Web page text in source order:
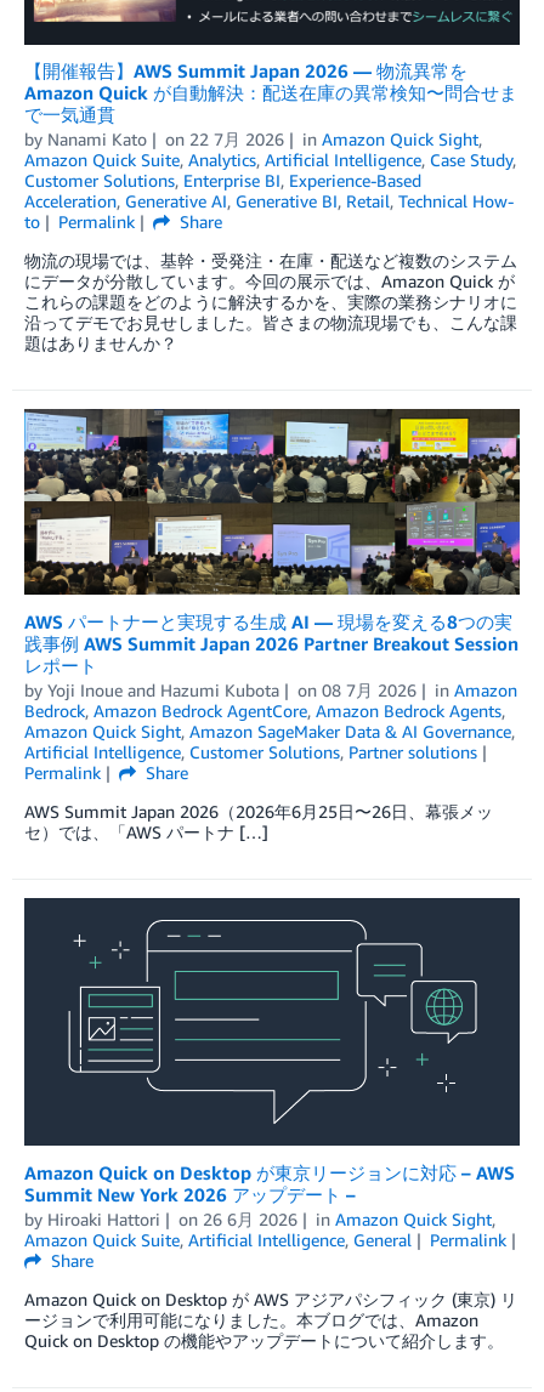
【開催報告】AWS Summit Japan 2026 — 物流異常を
Amazon Quick が自動解決：配送在庫の異常検知〜問合せま
で一気通貫
by Nanami Kato on 22 7月 2026 in Amazon Quick Sight,
Amazon Quick Suite, Analytics, Artificial Intelligence, Case Study,
Customer Solutions, Enterprise BI, Experience-Based
Acceleration, Generative AI, Generative BI, Retail, Technical How-
to
Permalink
Share
物流の現場では、基幹・受発注・在庫・配送など複数のシステム
にデータが分散しています。今回の展示では、Amazon Quick が
これらの課題をどのように解決するかを、実際の業務シナリオに
沿ってデモでお見せしました。皆さまの物流現場でも、こんな課
題はありませんか？
AWS パートナーと実現する生成 AI — 現場を変える8つの実
践事例 AWS Summit Japan 2026 Partner Breakout Session
レポート
by Yoji Inoue and Hazumi Kubota on 08 7月 2026 in Amazon
Bedrock, Amazon Bedrock AgentCore, Amazon Bedrock Agents,
Amazon Quick Sight, Amazon SageMaker Data & AI Governance,
Artificial Intelligence, Customer Solutions, Partner solutions
Permalink
Share
AWS Summit Japan 2026（2026年6月25日〜26日、幕張メッ
セ）では、「AWS パートナ […]
Amazon Quick on Desktop が東京リージョンに対応 – AWS
Summit New York 2026 アップデート –
by Hiroaki Hattori on 26 6月 2026 in Amazon Quick Sight,
Amazon Quick Suite, Artificial Intelligence, General
Permalink
Share
Amazon Quick on Desktop が AWS アジアパシフィック (東京) リ
ージョンで利用可能になりました。本ブログでは、Amazon
Quick on Desktop の機能やアップデートについて紹介します。